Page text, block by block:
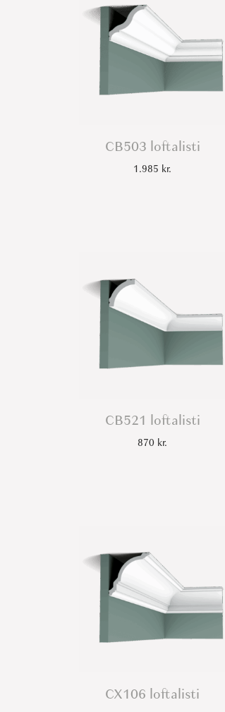
CB503 loftalisti
1.985 kr.
CB521 loftalisti
870 kr.
CX106 loftalisti